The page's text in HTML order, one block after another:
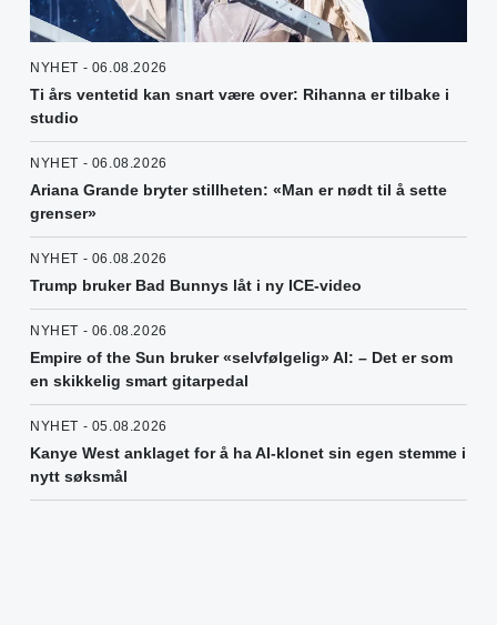
NYHET - 06.08.2026
Ti års ventetid kan snart være over: Rihanna er tilbake i
studio
NYHET - 06.08.2026
Ariana Grande bryter stillheten: «Man er nødt til å sette
grenser»
NYHET - 06.08.2026
Trump bruker Bad Bunnys låt i ny ICE-video
NYHET - 06.08.2026
Empire of the Sun bruker «selvfølgelig» AI: – Det er som
en skikkelig smart gitarpedal
NYHET - 05.08.2026
Kanye West anklaget for å ha AI-klonet sin egen stemme i
nytt søksmål